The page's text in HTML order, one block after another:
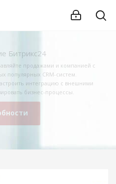
Битрикс24
продажами и компанией с
популярных CRM-систем.
интеграцию с внешними
бизнес-процессы.